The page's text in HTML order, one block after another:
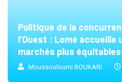
Politique de la
l’Ouest : Lomé accueille
marchés plus équitables
Moussouloumi BOUKARI